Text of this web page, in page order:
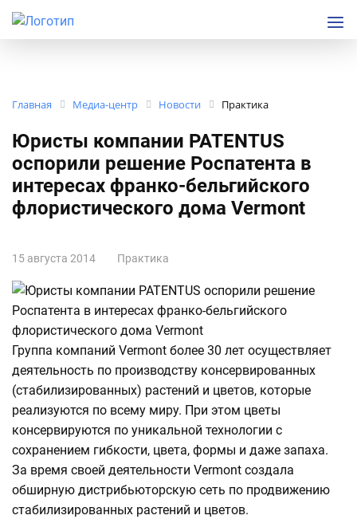
Главная Медиа-центр Новости Практика
Юристы компании PATENTUS
оспорили решение Роспатента в
интересах франко-бельгийского
флористического дома Vermont
15 августа 2014 Практика
Группа компаний Vermont более 30 лет осуществляет
деятельность по производству консервированных
(стабилизированных) растений и цветов, которые
реализуются по всему миру. При этом цветы
консервируются по уникальной технологии с
сохранением гибкости, цвета, формы и даже запаха.
За время своей деятельности Vermont создала
обширную дистрибьюторскую сеть по продвижению
стабилизированных растений и цветов.